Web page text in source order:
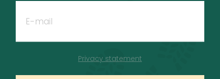
Privacy statement